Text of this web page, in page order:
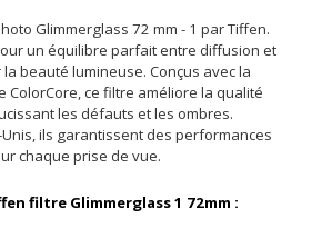
Glimmerglass 72 mm - 1 par Tiffen.
un équilibre parfait entre diffusion et
beauté lumineuse. Conçus avec la
ColorCore, ce filtre améliore la qualité
les défauts et les ombres.
ils garantissent des performances
chaque prise de vue.
filtre Glimmerglass 1 72mm :